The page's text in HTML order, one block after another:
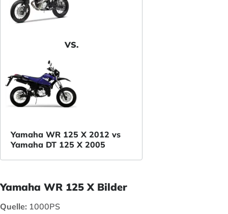
VS.
Yamaha WR 125 X 2012 vs
Yamaha DT 125 X 2005
Yamaha WR 125 X Bilder
Quelle: 1000PS